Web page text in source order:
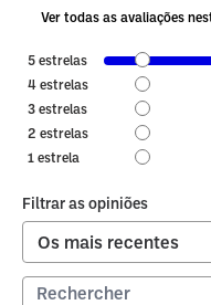
Ver todas as avaliações
5 estrelas
4 estrelas
3 estrelas
2 estrelas
1 estrela
Filtrar as opiniões